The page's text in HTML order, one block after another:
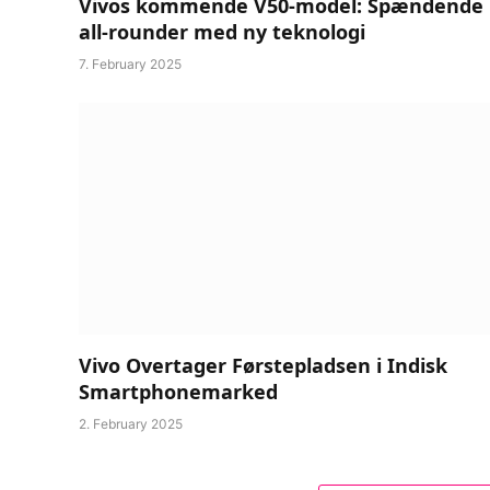
Vivos kommende V50-model: Spændende
all-rounder med ny teknologi
7. February 2025
Vivo Overtager Førstepladsen i Indisk
Smartphonemarked
2. February 2025